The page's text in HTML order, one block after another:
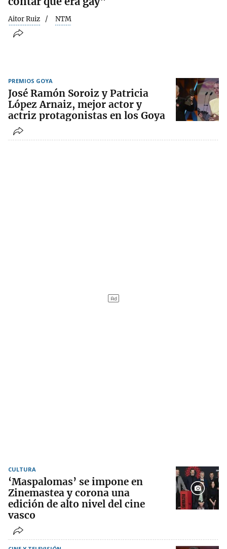
Aitor Ruiz NTM
PREMIOS GOYA
José Ramón Soroiz y Patricia
López Arnaiz, mejor actor y
actriz protagonistas en los Goya
CULTURA
‘Maspalomas’ se impone en
Zinemastea y corona una
edición de alto nivel del cine
vasco